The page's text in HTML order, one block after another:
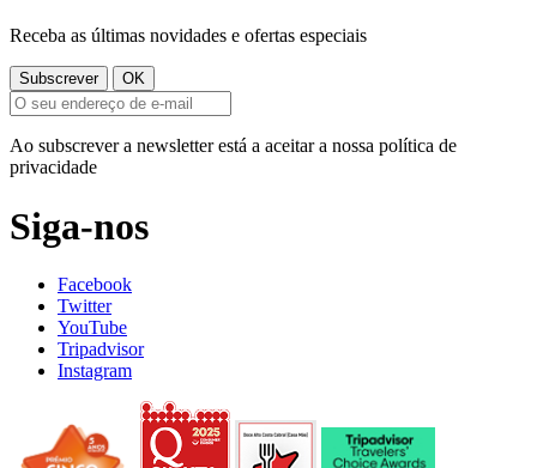
Receba as últimas novidades e ofertas especiais
Ao subscrever a newsletter está a aceitar a nossa política de
privacidade
Siga-nos
Facebook
Twitter
YouTube
Tripadvisor
Instagram